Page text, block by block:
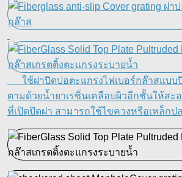
ใช้ฝาปิดบ่อตะแกรงไฟเบอร์กล๊าสแบบปิ
ตามด้วยน้ำยาเรซิ่นเคลือบผิวอีกชั้นให้ส
ที่เปิดปิดฝา สามารถใช้ไขควงหรือเหล็กป